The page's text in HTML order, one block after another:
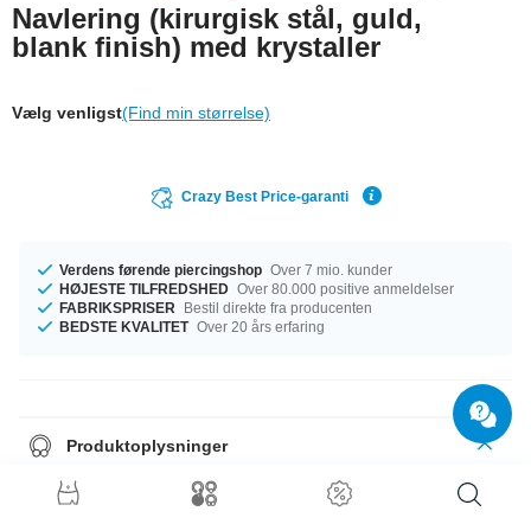
Navlering (kirurgisk stål, guld,
blank finish) med krystaller
Vælg venligst(Find min størrelse)
Crazy Best Price-garanti
Verdens førende piercingshop Over 7 mio. kunder
HØJESTE TILFREDSHED Over 80.000 positive anmeldelser
FABRIKSPRISER
Bestil direkte fra producenten
BEDSTE KVALITET Over 20 års erfaring
Produktoplysninger
Gold and crystals always make an elegant combination: Gold-plated
curved barbell with a Jewelled ball at each end. Stylish and sexy.